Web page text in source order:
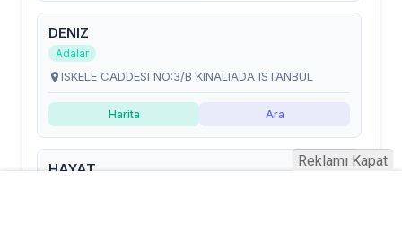
Reklamı Kapat